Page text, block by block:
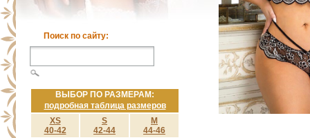
Поиск по сайту:
ВЫБОР ПО РАЗМЕРАМ:
подробная таблица размеров
XS
40-42
S
42-44
M
44-46